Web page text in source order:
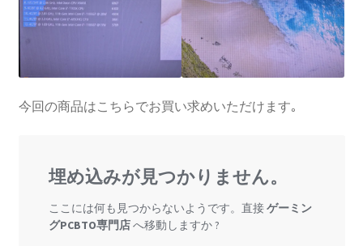
今回の商品はこちらでお買い求めいただけます｡